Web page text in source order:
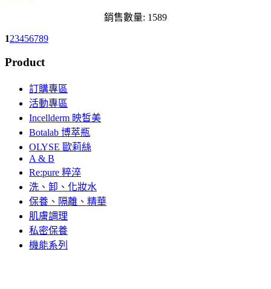
銷售數量: 1589
123456789
Product
訂購專區
活動專區
Incellderm 映皙美
Botalab 博萃瓶
OLYSE 歐莉絲
A & B
Re:pure 粹淬
洗、卸、化妝水
保養、隔離、精華
肌膚調理
私密保養
機能系列